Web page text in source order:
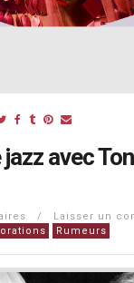
avec
/ Laisser un
Rumeurs